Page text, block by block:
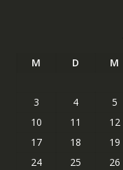
M D M
3
4 5
10
11 12
17
18 19
24
25 26